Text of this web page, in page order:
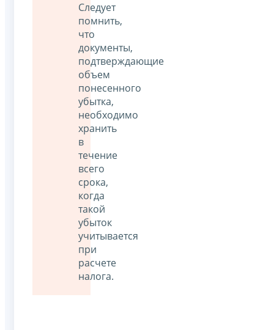
Следует
помнить,
что
документы,
подтверждающие
объем
понесенного
убытка,
необходимо
хранить
в
течение
всего
срока,
когда
такой
убыток
учитывается
при
расчете
налога.